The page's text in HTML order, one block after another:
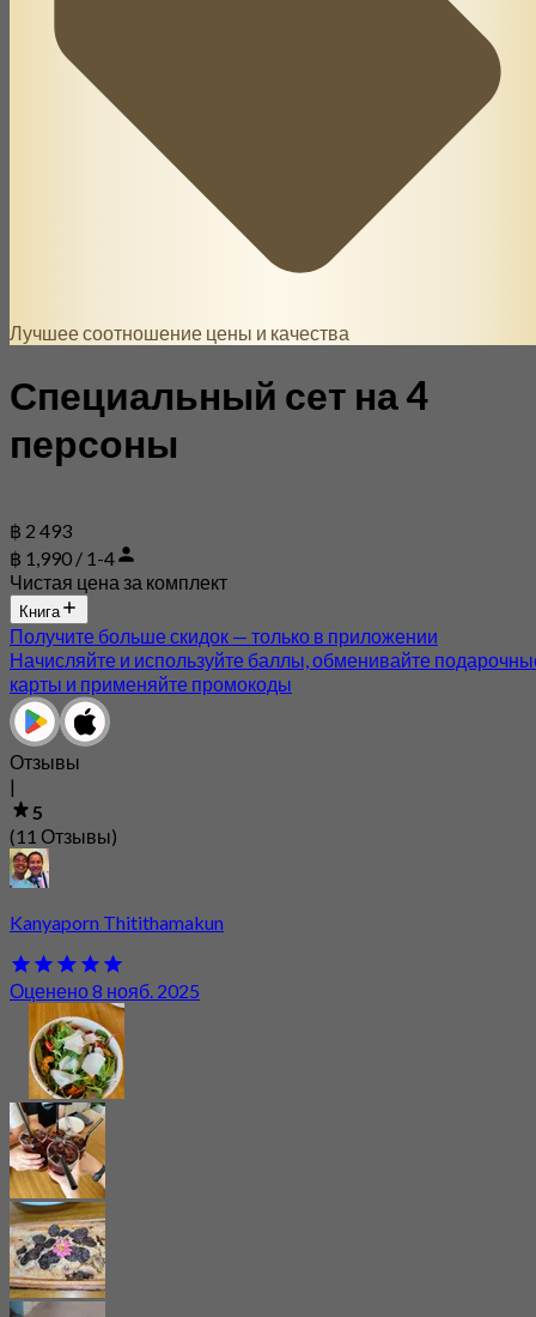
Лучшее соотношение цены и качества
Специальный сет на 4
персоны
฿ 2 493
฿ 1,990 / 1-4
Чистая цена за комплект
Книга
Получите больше скидок — только в приложении
Начисляйте и используйте баллы, обменивайте
карты и применяйте промокоды
Отзывы
|
5
(11 Отзывы)
Kanyaporn Thitithamakun
Оценено 8 нояб. 2025